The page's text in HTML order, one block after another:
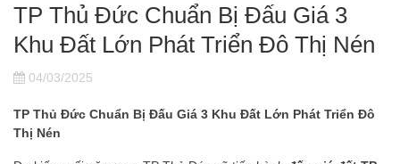
TP Thủ Đức Chuẩn Bị Đấu Giá 3
Khu Đất Lớn Phát Triển Đô Thị Nén
04/03/2025
TP Thủ Đức Chuẩn Bị Đấu Giá 3 Khu Đất Lớn Phát Triển Đô
Thị Nén